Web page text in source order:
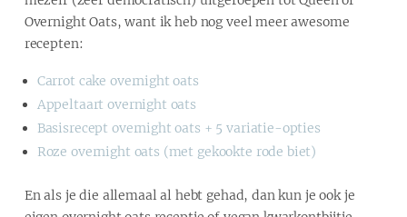
Overnight Oats, want ik heb nog veel meer awesome
recepten:
Carrot cake overnight oats
Appeltaart overnight oats
Basisrecept overnight oats + 5 variatie-opties
Roze overnight oats (met gekookte rode biet)
En als je die allemaal al hebt gehad, dan kun je ook je